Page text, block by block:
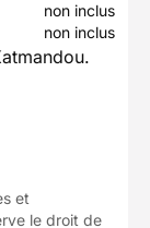
non inclus
non inclus
et
le droit de